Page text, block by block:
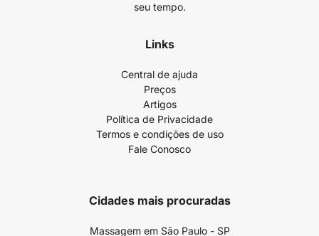
seu tempo.
Links
Central de ajuda
Preços
Artigos
Política de Privacidade
Termos e condições de uso
Fale Conosco
Cidades mais procuradas
Massagem em São Paulo - SP